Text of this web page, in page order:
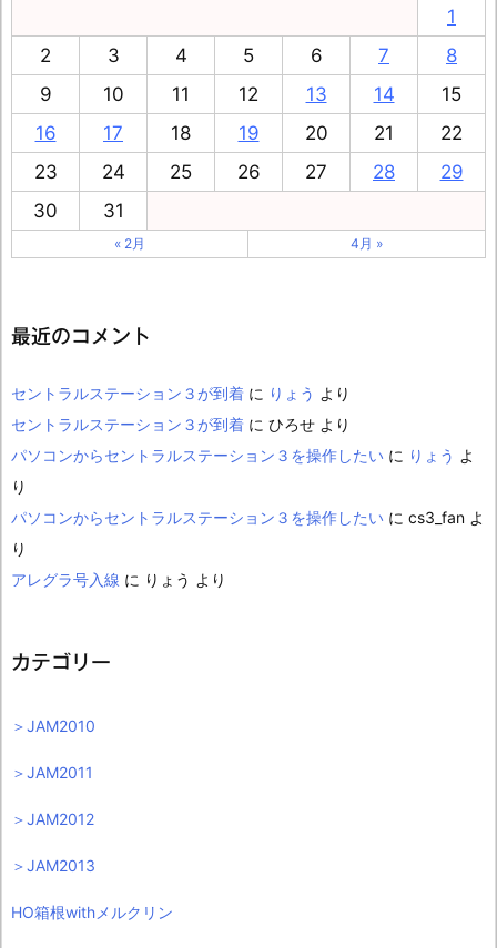
1
2
3 4 5 6 7
8
9
10 11 12 13 14
15
16
17 18 19 20 21
22
23
24 25 26 27 28
29
30
31
« 2月 4月 »
最近のコメント
セントラルステーション３が到着 に りょう より
セントラルステーション３が到着 に ひろせ より
パソコンからセントラルステーション３を操作したい に りょう よ
り
パソコンからセントラルステーション３を操作したい に cs3_fan よ
り
アレグラ号入線 に りょう より
カテゴリー
＞JAM2010
＞JAM2011
＞JAM2012
＞JAM2013
HO箱根withメルクリン